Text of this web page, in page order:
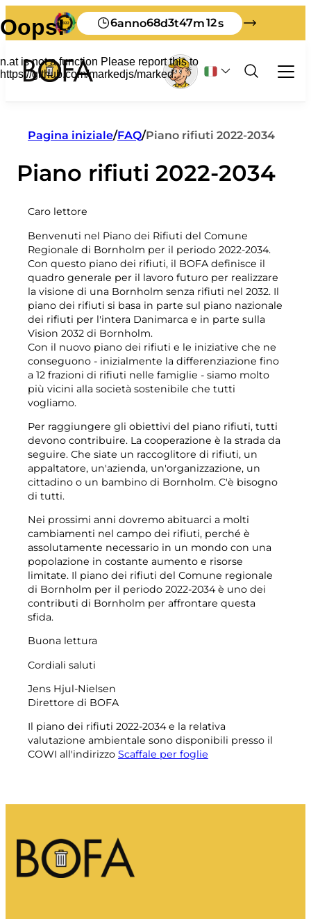
6anno68d3t47m12s
Ordinamento
Cosa succede ai vostri rifiuti
Quanto siamo bravi a fare la cernita
Rifiuti ingombranti
Compost
Demolizione e ristrutturazione
Più informazioni
Orari di apertura
Tariffe rifiuti (private)
Link alle regole di base di BRK
Guida AT
Regolamenti sui rifiuti
Self-service
Self-service
Guida all'ordinamento
Affari
Tutto sui rifiuti commerciali
Self-service
Costo del produttore
Segnalazione di rifiuti in discarica
Regolamenti sui rifiuti
Controllore di terra
Turista
Materiale stampato in inglese
Materiale stampato in tedesco
Informazioni su BOFA
Chi siamo
Visita BOFA
Come insegnare
Scaffale per foglie
Personale
Orari di apertura
Contattateci
Offerte di lavoro
L'azienda BOFA
Visione 2032
I miei rifiuti
Pagina iniziale/FAQ/Piano rifiuti 2022-2034
Piano rifiuti 2022-2034
Caro lettore
Benvenuti nel Piano dei Rifiuti del Comune
Regionale di Bornholm per il periodo 2022-2034.
Con questo piano dei rifiuti, il BOFA definisce il
quadro generale per il lavoro futuro per realizzare
la visione di una Bornholm senza rifiuti nel 2032. Il
piano dei rifiuti si basa in parte sul piano nazionale
dei rifiuti per l'intera Danimarca e in parte sulla
Vision 2032 di Bornholm.
Con il nuovo piano dei rifiuti e le iniziative che ne
conseguono - inizialmente la differenziazione fino
a 12 frazioni di rifiuti nelle famiglie - siamo molto
più vicini alla società sostenibile che tutti
vogliamo.
Per raggiungere gli obiettivi del piano rifiuti, tutti
devono contribuire. La cooperazione è la strada da
seguire. Che siate un raccoglitore di rifiuti, un
appaltatore, un'azienda, un'organizzazione, un
cittadino o un bambino di Bornholm. C'è bisogno
di tutti.
Nei prossimi anni dovremo abituarci a molti
cambiamenti nel campo dei rifiuti, perché è
assolutamente necessario in un mondo con una
popolazione in costante aumento e risorse
limitate. Il piano dei rifiuti del Comune regionale
di Bornholm per il periodo 2022-2034 è uno dei
contributi di Bornholm per affrontare questa
sfida.
Buona lettura
Cordiali saluti
Jens Hjul-Nielsen
Direttore di BOFA
Il piano dei rifiuti 2022-2034 e la relativa
valutazione ambientale sono disponibili presso il
COWI all'indirizzo Scaffale per foglie